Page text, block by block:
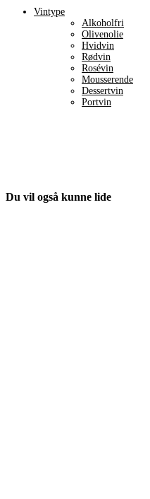
Vintype
Alkoholfri
Olivenolie
Hvidvin
Rødvin
Rosévin
Mousserende
Dessertvin
Portvin
Du vil også kunne lide